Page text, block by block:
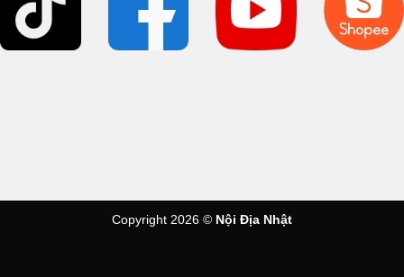
Copyright 2026 © Nội Địa Nhật